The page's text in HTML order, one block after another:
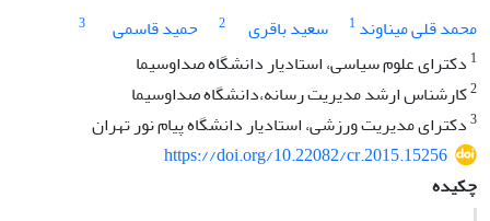
محمد قلی میناوند 1 سعید باقری 2 حمید قاسمی
3
1 دکترای علوم سیاسی، استادیار دانشگاه صدا‌و‌سیما
2کارشناس ارشد مدیریت رسانه،دانشگاه صدا‌و‌سیما
3دکترای مدیریت ورزشی، استادیار دانشگاه پیام نور تهران
https://doi.org/10.22082/cr.2015.15256
چکیده